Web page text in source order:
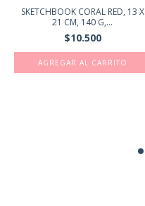
SKETCHBOOK CORAL RED, 13 X
21 CM, 140 G,...
$10.500